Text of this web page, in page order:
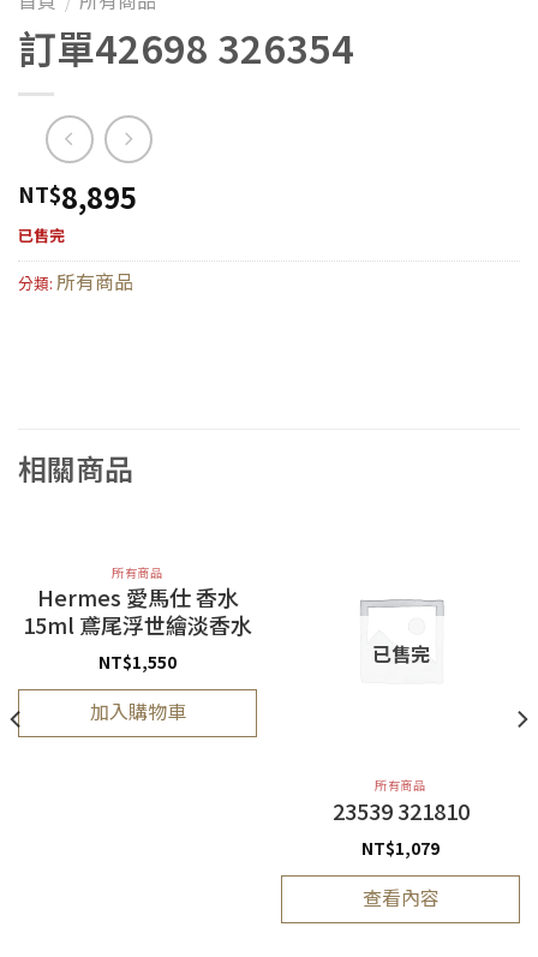
訂單42698 326354
NT$8,895
已售完
分類: 所有商品
相關商品
所有商品
Hermes 愛馬仕 香水
15ml 鳶尾浮世繪淡香水
NT$1,550
加入購物車
已售完
所有商品
23539 321810
NT$1,079
查看內容